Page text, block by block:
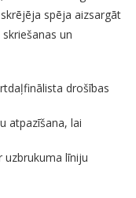
spēja aizsargāt
un
drošības
atpazīšana, lai
uzbrukuma līniju